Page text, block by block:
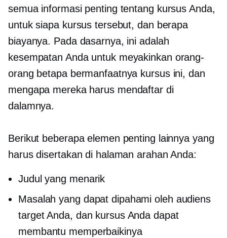
semua informasi penting tentang kursus Anda,
untuk siapa kursus tersebut, dan berapa
biayanya. Pada dasarnya, ini adalah
kesempatan Anda untuk meyakinkan orang-
orang betapa bermanfaatnya kursus ini, dan
mengapa mereka harus mendaftar di
dalamnya.
Berikut beberapa elemen penting lainnya yang
harus disertakan di halaman arahan Anda:
Judul yang menarik
Masalah yang dapat dipahami oleh audiens
target Anda, dan kursus Anda dapat
membantu memperbaikinya